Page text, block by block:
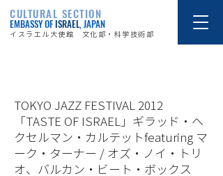
CULTURAL SECTION
EMBASSY OFISRAEL, JAPAN
イスラエル大使館 文化部・科学技術部
TOKYO JAZZ FESTIVAL 2012
「TASTE OF ISRAEL」ギラッド・ヘ
クセルマン・カルテットfeaturing マ
ーク・ターナー / オズ・ノイ・トリ
オ、バルカン・ビート・ボックス